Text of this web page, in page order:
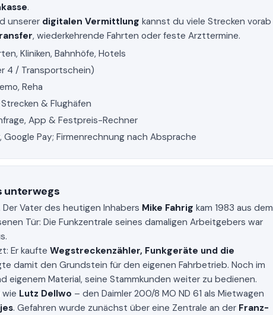
.
unserer digitalen Vermittlung kannst du viele Strecken vorab
, wiederkehrende Fahrten oder feste Arzttermine.
Kliniken, Bahnhöfe, Hotels
4 / Transportschein)
Reha
& Flughäfen
App & Festpreis-Rechner
Pay; Firmenrechnung nach Absprache
unterwegs
Der Vater des heutigen Inhabers Mike Fahrig kam 1983 aus dem
Tür: Die Funkzentrale seines damaligen Arbeitgebers war
Er kaufte Wegstreckenzähler, Funkgeräte und die
damit den Grundstein für den eigenen Fahrbetrieb. Noch im
eigenem Material, seine Stammkunden weiter zu bedienen.
Lutz Dellwo – den Daimler 200/8 MO ND 61 als Mietwagen
. Gefahren wurde zunächst über eine Zentrale an der Franz-